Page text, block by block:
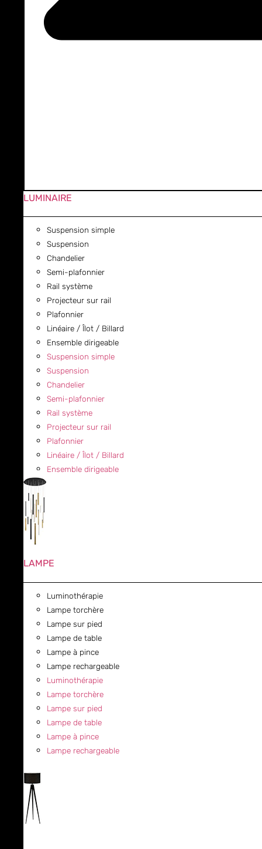
LUMINAIRE
Suspension simple
Suspension
Chandelier
Semi-plafonnier
Rail système
Projecteur sur rail
Plafonnier
Linéaire / Îlot / Billard
Ensemble dirigeable
Suspension simple
Suspension
Chandelier
Semi-plafonnier
Rail système
Projecteur sur rail
Plafonnier
Linéaire / Îlot / Billard
Ensemble dirigeable
LAMPE
Luminothérapie
Lampe torchère
Lampe sur pied
Lampe de table
Lampe à pince
Lampe rechargeable
Luminothérapie
Lampe torchère
Lampe sur pied
Lampe de table
Lampe à pince
Lampe rechargeable